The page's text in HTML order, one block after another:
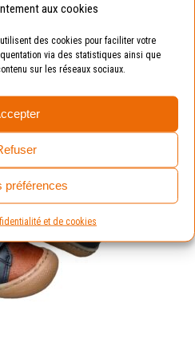
aux cookies
des cookies pour faciliter votre
via des statistiques ainsi que
sur les réseaux sociaux.
préférences
et de cookies
et adaptées pour la pluie
sûr, il est important d’expliquer
votre enfant pour qu’il
au dépourvu.